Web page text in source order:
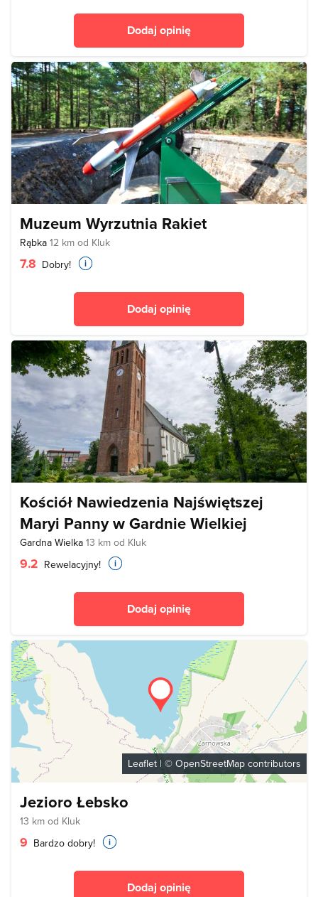
Dodaj opinię
Muzeum Wyrzutnia Rakiet
Rąbka 12 km od Kluk
7.8 Dobry!
Dodaj opinię
Kościół Nawiedzenia Najświętszej
Maryi Panny w Gardnie Wielkiej
Gardna Wielka 13 km od Kluk
9.2 Rewelacyjny!
Dodaj opinię
Leaflet| © OpenStreetMap contributors
Jezioro Łebsko
13 km od Kluk
9 Bardzo dobry!
Dodaj opinię